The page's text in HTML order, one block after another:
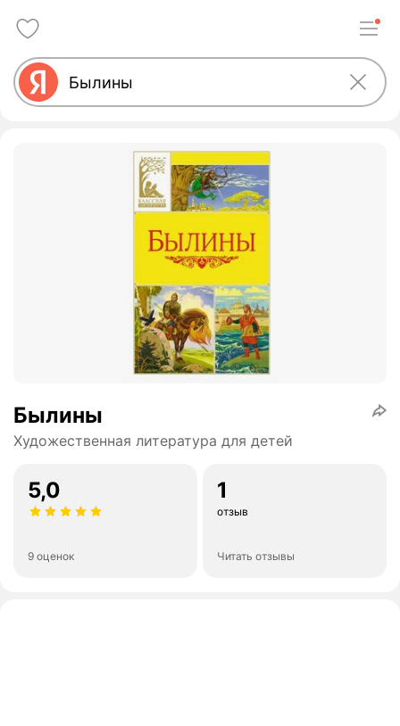
Былины
Художественная литература для детей
5,0
9 оценок
1
отзыв
Читать отзывы